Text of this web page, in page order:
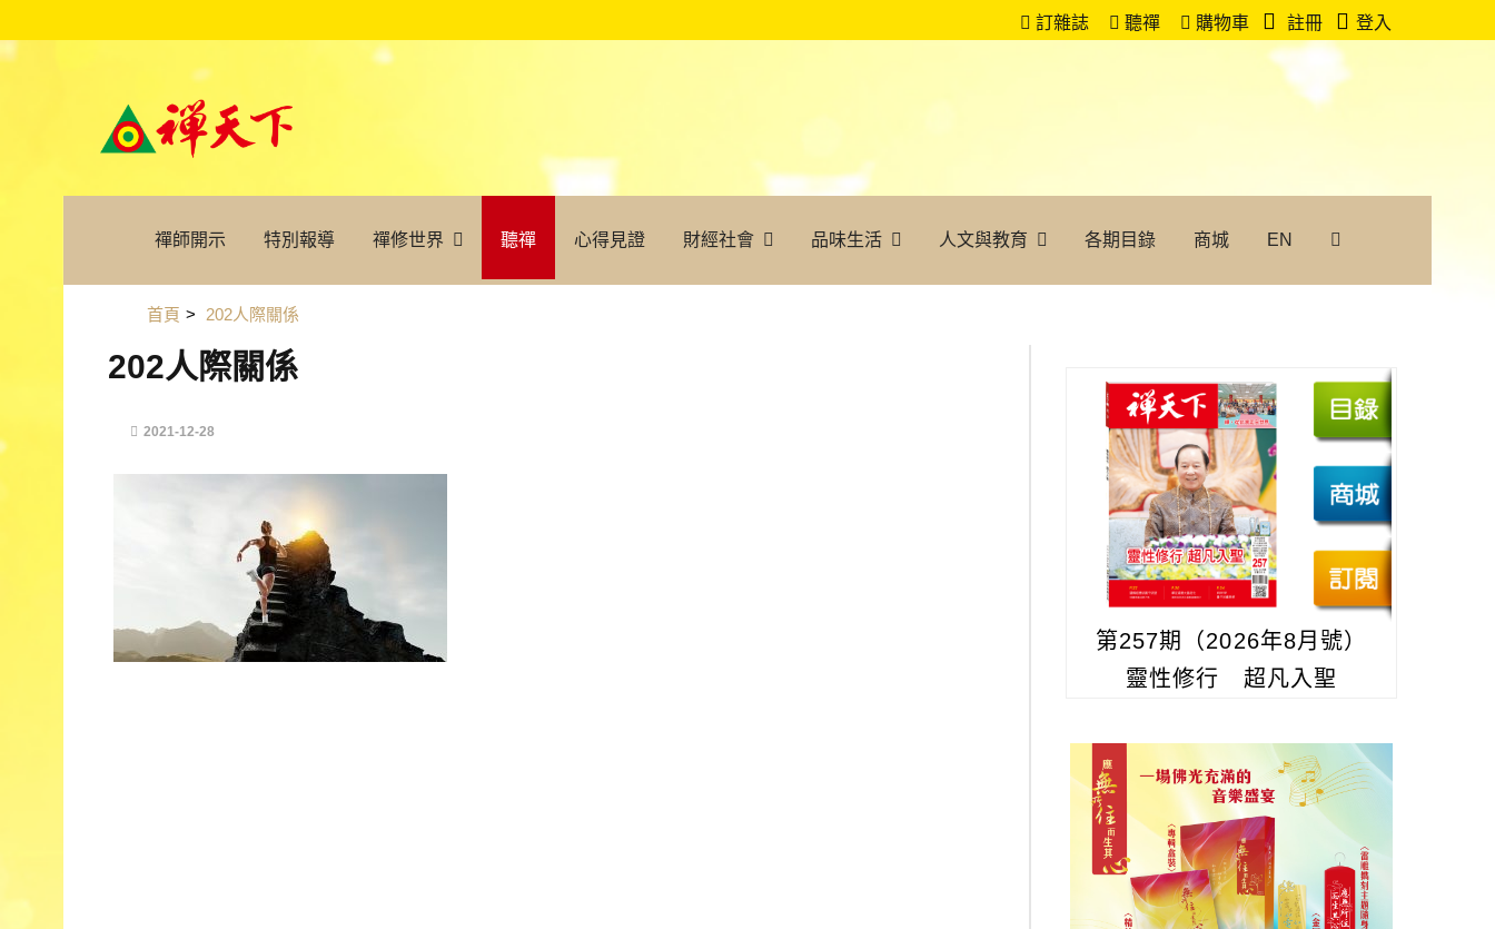
訂雜誌 聽禪 購物車 註冊 登入
禪師開示 特別報導 禪修世界 聽禪 心得見證 財經社會 品味生活 人文與教育 各期目錄 商城 EN
首頁 > 202人際關係
202人際關係
2021-12-28
第257期（2026年8月號）
靈性修行 超凡入聖